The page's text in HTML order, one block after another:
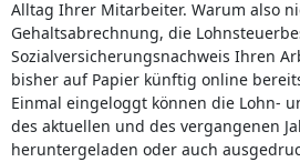
Alltag Ihrer Mitarbeiter. Warum also
Gehaltsabrechnung, die
Sozialversicherungsnachweis Ihren
bisher auf Papier künftig online
Einmal eingeloggt können die Lohn-
des aktuellen und des vergangenen
heruntergeladen oder auch